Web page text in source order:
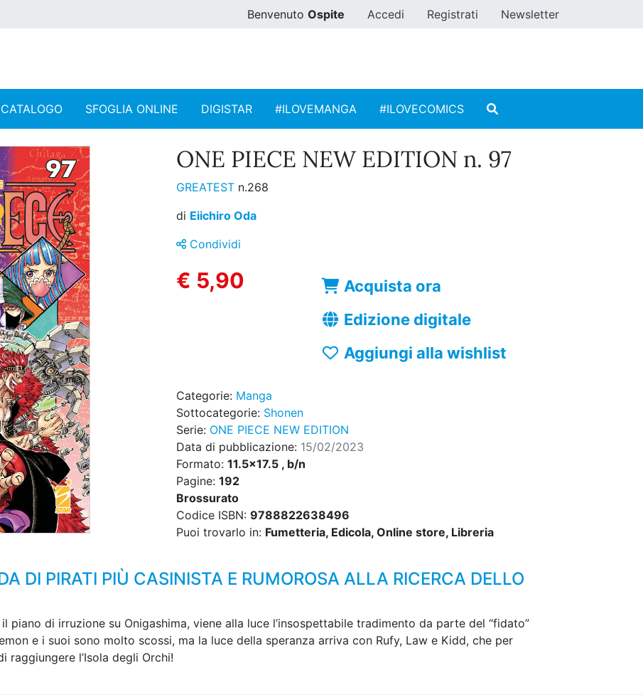
Benvenuto Ospite Accedi Registrati Newsletter
CATALOGO SFOGLIA ONLINE DIGISTAR #ILOVEMANGA #ILOVECOMICS
ONE PIECE NEW EDITION n. 97
GREATEST n.268
di Eiichiro Oda
Condividi
€ 5,90
Acquista ora
Edizione digitale
Aggiungi alla wishlist
Categorie: Manga
Sottocategorie: Shonen
Serie: ONE PIECE NEW EDITION
Data di pubblicazione: 15/02/2023
Formato: 11.5x17.5 , b/n
Pagine: 192
Brossurato
Codice ISBN: 9788822638496
Puoi trovarlo in: Fumetteria, Edicola, Online store, Libreria
DI PIRATI PIÙ CASINISTA E RUMOROSA ALLA RICERCA DELLO
di irruzione su Onigashima, viene alla luce l’insospettabile tradimento da parte del “fidato”
e i suoi sono molto scossi, ma la luce della speranza arriva con Rufy, Law e Kidd, che per
raggiungere l’Isola degli Orchi!